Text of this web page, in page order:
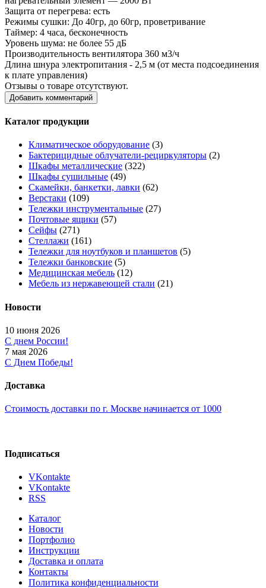
Защита от перегрева: есть
Режимы сушки: До 40гр, до 60гр, проветривание
Таймер: 4 часа, бесконечность
Уровень шума: не более 55 дБ
Производительность вентилятора 360 м3/ч
Длина шнура электропитания - 2,5 м (от места подсоединения
к плате управления)
Отзывы о товаре отсутствуют.
Добавить комментарий
Каталог продукции
Климатическое оборудование (3)
Бактерицидные облучатели-рециркуляторы (2)
Шкафы металлические (322)
Шкафы сушильные (49)
Скамейки, банкетки, лавки (62)
Верстаки (109)
Тележки инструментальные (27)
Почтовые ящики (57)
Сейфы (271)
Стеллажи (161)
Тележки для ноутбуков и планшетов (5)
Тележки банковские (5)
Медицинская мебель (12)
Мебель из нержавеющей стали (21)
Новости
10 июня 2026
С днем России!
7 мая 2026
С Днем Победы!
Доставка
Стоимость доставки по г. Москве начинается от 1000
Подписаться
VKontakte
VKontakte
RSS
Каталог
Новости
Портфолио
Инструкции
Доставка и оплата
Контакты
Политика конфиденциальности